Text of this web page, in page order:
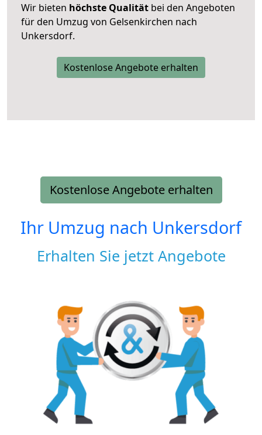
Wir bieten höchste Qualität bei den Angeboten
für den Umzug von Gelsenkirchen nach
Unkersdorf.
Kostenlose Angebote erhalten
Kostenlose Angebote erhalten
Ihr Umzug nach Unkersdorf
Erhalten Sie jetzt Angebote